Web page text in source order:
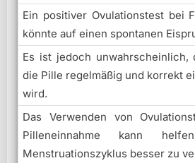
Ein positiver Ovulationstest bei
könnte auf einen spontanen
Es ist jedoch unwahrscheinlich,
die Pille regelmäßig und korrekt
wird.
Das Verwenden von
Pilleneinnahme kann
Menstruationszyklus besser zu